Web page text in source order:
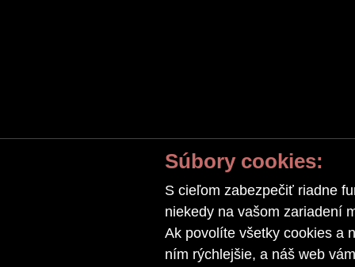
Súbory cookies:
S cieľom zabezpečiť riadne
niekedy na vašom zariadení
Ak povolíte všetky cookies a
ním rýchlejšie, a náš web